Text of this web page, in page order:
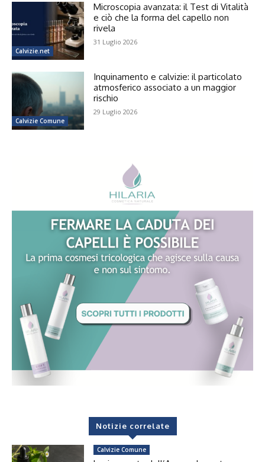
Calvizie.net
Microscopia avanzata: il Test di Vitalità
e ciò che la forma del capello non
rivela
31 Luglio 2026
Calvizie Comune
Inquinamento e calvizie: il particolato
atmosferico associato a un maggior
rischio
29 Luglio 2026
Notizie correlate
Calvizie Comune